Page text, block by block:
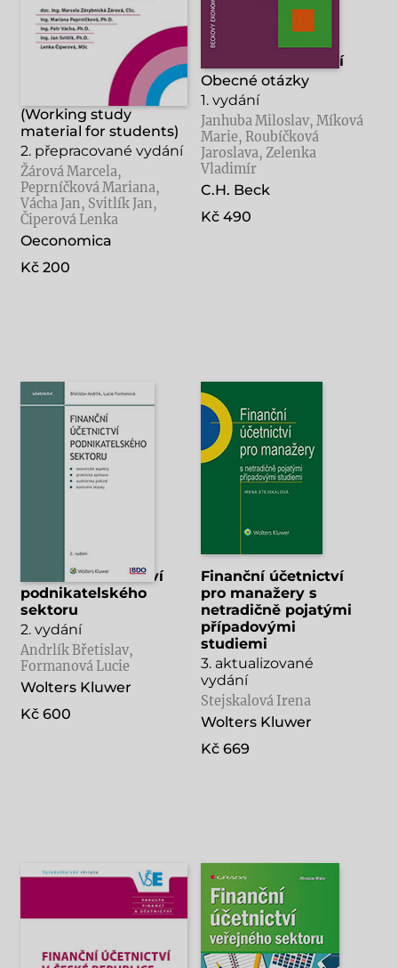
Financial Accounting
for Non-Specialists
(Working study
material for students)
2. přepracované vydání
Žárová Marcela,
Peprníčková Mariana,
Vácha Jan, Svitlík Jan,
Čiperová Lenka
Oeconomica
Kč 200
Finanční účetnictví
Obecné otázky
1. vydání
Janhuba Miloslav, Míková
Marie, Roubíčková
Jaroslava, Zelenka
Vladimír
C.H. Beck
Kč 490
Finanční účetnictví
podnikatelského
sektoru
2. vydání
Andrlík Břetislav,
Formanová Lucie
Wolters Kluwer
Kč 600
Finanční účetnictví
pro manažery s
netradičně pojatými
případovými
studiemi
3. aktualizované
vydání
Stejskalová Irena
Wolters Kluwer
Kč 669